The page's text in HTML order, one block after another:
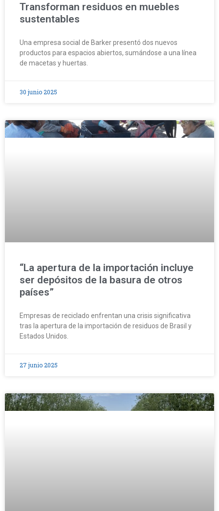
Transforman residuos en muebles
sustentables
Una empresa social de Barker presentó dos nuevos
productos para espacios abiertos, sumándose a una línea
de macetas y huertas.
30 junio 2025
“La apertura de la importación incluye
ser depósitos de la basura de otros
países”
Empresas de reciclado enfrentan una crisis significativa
tras la apertura de la importación de residuos de Brasil y
Estados Unidos.
27 junio 2025